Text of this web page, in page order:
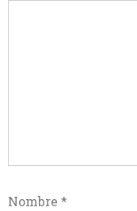
Nombre *